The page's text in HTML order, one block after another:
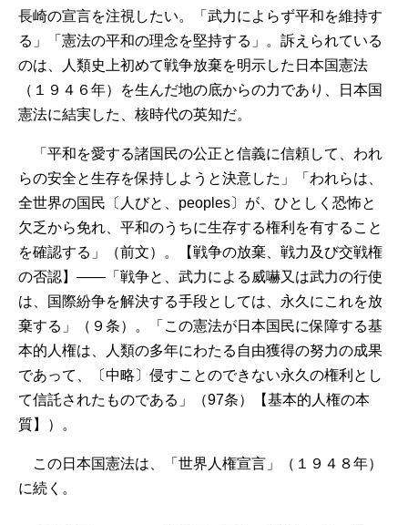
長崎の宣言を注視したい。「武力によらず平和を維持す
る」「憲法の平和の理念を堅持する」。訴えられている
のは、人類史上初めて戦争放棄を明示した日本国憲法
（１９４６年）を生んだ地の底からの力であり、日本国
憲法に結実した、核時代の英知だ。
「平和を愛する諸国民の公正と信義に信頼して、われ
らの安全と生存を保持しようと決意した」「われらは、
全世界の国民〔人びと、peoples〕が、ひとしく恐怖と
欠乏から免れ、平和のうちに生存する権利を有すること
を確認する」（前文）。【戦争の放棄、戦力及び交戦権
の否認】――「戦争と、武力による威嚇又は武力の行使
は、国際紛争を解決する手段としては、永久にこれを放
棄する」（９条）。「この憲法が日本国民に保障する基
本的人権は、人類の多年にわたる自由獲得の努力の成果
であって、〔中略〕侵すことのできない永久の権利とし
て信託されたものである」（97条）【基本的人権の本
質】）。
この日本国憲法は、「世界人権宣言」（１９４８年）
に続く。